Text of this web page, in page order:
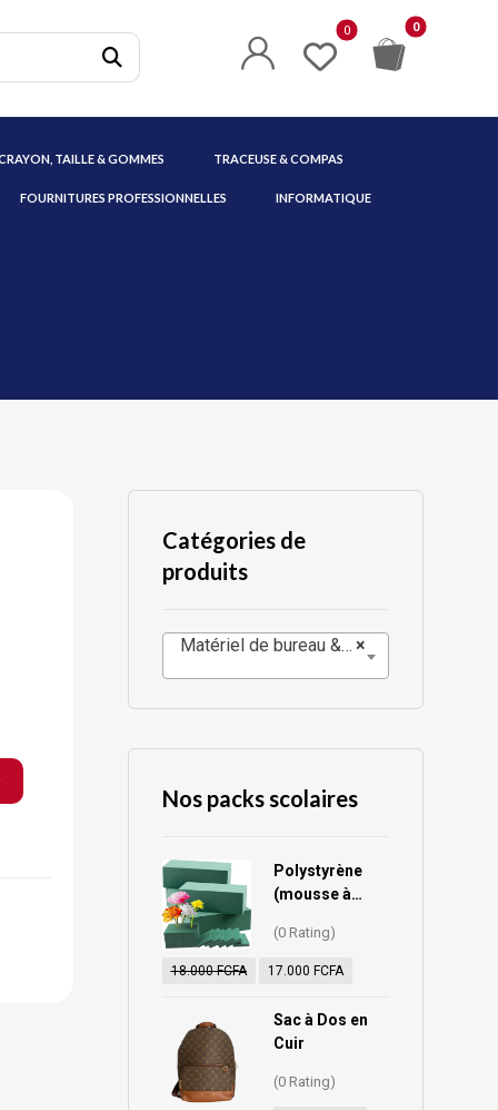
TAILLE & GOMMES TRACEUSE & COMPAS
FOURNITURES PROFESSIONNELLES INFORMATIQUE
Catégories de
produits
×
Matériel de bureau & informatique
Nos packs scolaires
Polystyrène
(mousse à
(0 Rating)
18.000FCFA 17.000 FCFA
Sac à Dos en
Cuir
(0 Rating)